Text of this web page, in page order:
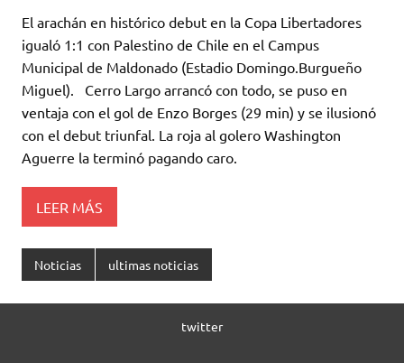
it
te
r
at
s
A
p
p
e
b
o
o
k
m
p
ar
ti
r
El arachán en histórico debut en la Copa Libertadores
igualó 1:1 con Palestino de Chile en el Campus
Municipal de Maldonado (Estadio Domingo.Burgueño
Miguel). Cerro Largo arrancó con todo, se puso en
ventaja con el gol de Enzo Borges (29 min) y se ilusionó
con el debut triunfal. La roja al golero Washington
Aguerre la terminó pagando caro.
LEER MÁS
Noticias ultimas noticias
twitter